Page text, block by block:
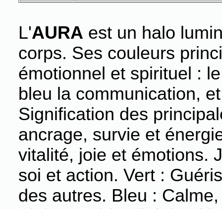
L'AURA est un halo
corps. Ses couleurs
émotionnel et spirituel :
bleu la communication,
Signification des
ancrage, survie et
vitalité, joie et émotions.
soi et action. Vert :
des autres. Bleu :